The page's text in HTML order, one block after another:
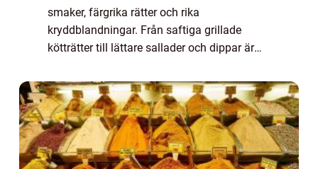
smaker, färgrika rätter och rika
kryddblandningar. Från saftiga grillade
kötträtter till lättare sallader och dippar är